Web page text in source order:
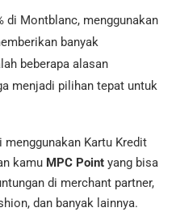
di Montblanc, menggunakan
banyak
beberapa alasan
menjadi pilihan tepat untuk
menggunakan Kartu Kredit
kamu MPC Point yang bisa
di merchant partner,
dan banyak lainnya.